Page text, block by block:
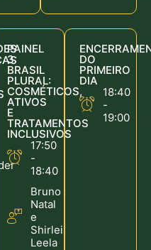
PAINEL
3:
BRASIL
PLURAL:
COSMÉTICOS,
ATIVOS
E
TRATAMENTOS
INCLUSIVOS
17:50
-
18:40
Bruno
Natal
e
Shirlei
Leela
DO
PRIMEIRO
DIA
18:40
-
19:00